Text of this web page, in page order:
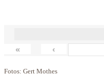
« ‹
Fotos: Gert Mothes